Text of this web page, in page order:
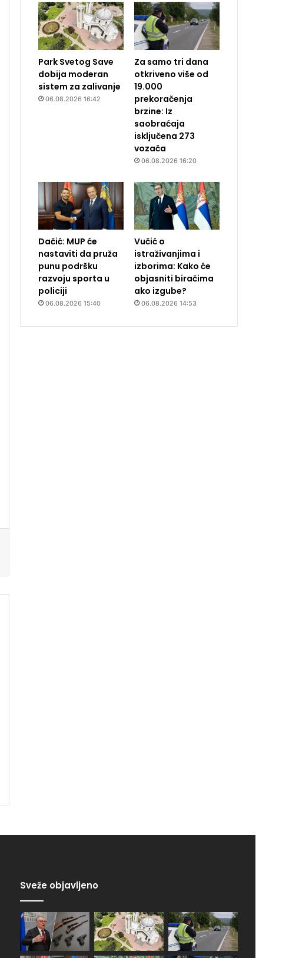
Park Svetog Save
dobija moderan
sistem za zalivanje
06.08.2026 16:42
Za samo tri dana
otkriveno više od
19.000
prekoračenja
brzine: Iz
saobraćaja
isključena 273
vozača
06.08.2026 16:20
Dačić: MUP će
nastaviti da pruža
punu podršku
razvoju sporta u
policiji
06.08.2026 15:40
Vučić o
istraživanjima i
izborima: Kako će
objasniti biračima
ako izgube?
06.08.2026 14:53
Sveže objavljeno